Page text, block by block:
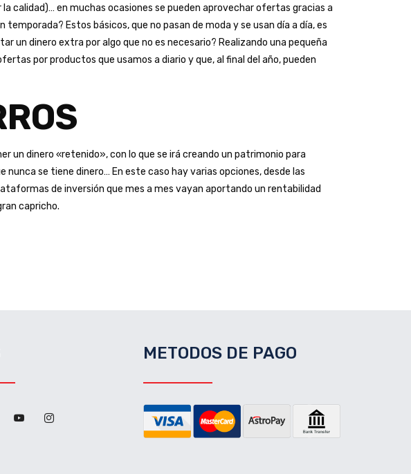
calidad)… en muchas ocasiones se pueden aprovechar ofertas gracias a
Estos básicos, que no pasan de moda y se usan día a día, es
un dinero extra por algo que no es necesario? Realizando una pequeña
por productos que usamos a diario y que, al final del año, pueden
un dinero «retenido», con lo que se irá creando un patrimonio para
se tiene dinero… En este caso hay varias opciones, desde las
de inversión que mes a mes vayan aportando un rentabilidad
capricho.
METODOS DE PAGO